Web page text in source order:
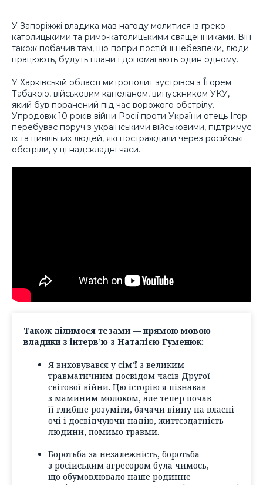
У Запоріжжі владика мав нагоду молитися із греко-
католицькими та римо-католицькими священниками. Він
також побачив там, що попри постійні небезпеки, люди
працюють, будуть плани і допомагають один одному.
У Харківській області митрополит зустрівся зІгорем
Табакою, військовим капеланом, випускником УКУ,
який був поранений під час ворожого обстрілу.
Упродовж 10 років війни Росії проти України отець Ігор
перебуває поруч з українськими військовими, підтримує
їх та цивільних людей, які постраждали через російські
обстріли, у ці надскладні часи.
Також ділимося тезами — прямою мовою
владики з інтерв’ю з Наталією Гуменюк:
Я виховувався у сім’ї з великим
травматичним досвідом часів Другої
світової війни. Цю історію я пізнавав
з маминим молоком, але тепер почав
її глибше розуміти, бачачи війну на власні
очі і досвідчуючи надію, життєздатність
людини, помимо травми.
Боротьба за незалежність, боротьба
з російським агресором була чимось,
що обумовлювало наше родинне